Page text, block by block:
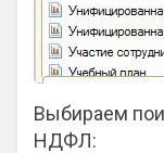
Выбираем
НДФЛ: